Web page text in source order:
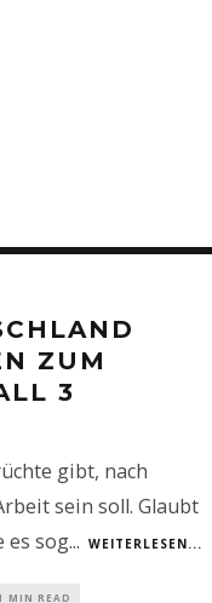
ZUM
3
gibt, nach
sein soll. Glaubt
es sog... WEITERLESEN...
MIN READ